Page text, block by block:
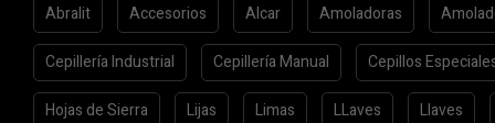
Abralit Accesorios Alcar Amoladoras
Cepillería Industrial Cepillería Manual Cepillos
Hojas de Sierra Lijas Limas LLaves Llaves